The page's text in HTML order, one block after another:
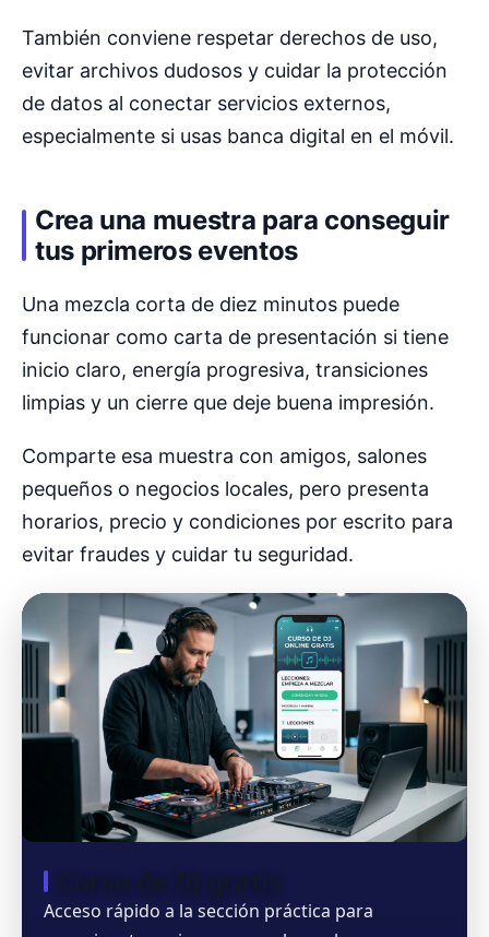
También conviene respetar derechos de uso,
evitar archivos dudosos y cuidar la protección
de datos al conectar servicios externos,
especialmente si usas banca digital en el móvil.
Crea una muestra para conseguir
tus primeros eventos
Una mezcla corta de diez minutos puede
funcionar como carta de presentación si tiene
inicio claro, energía progresiva, transiciones
limpias y un cierre que deje buena impresión.
Comparte esa muestra con amigos, salones
pequeños o negocios locales, pero presenta
horarios, precio y condiciones por escrito para
evitar fraudes y cuidar tu seguridad.
Curso de DJ gratis
Acceso rápido a la sección práctica para